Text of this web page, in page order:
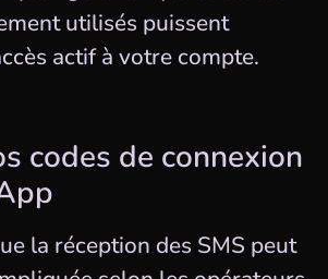
utilisés puissent
actif à votre compte.
codes de connexion
la réception des SMS peut